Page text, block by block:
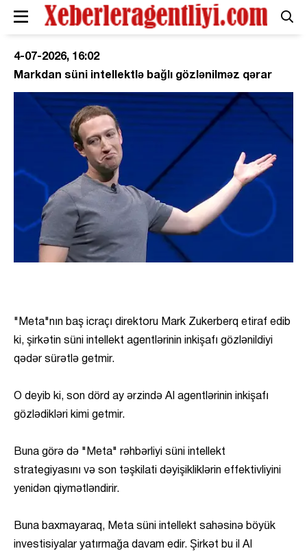
4-07-2026, 16:02
Markdan süni intellektlə bağlı gözlənilməz qərar
"Meta"nın baş icraçı direktoru Mark Zukerberq etiraf edib
ki, şirkətin süni intellekt agentlərinin inkişafı gözlənildiyi
qədər sürətlə getmir.
O deyib ki, son dörd ay ərzində AI agentlərinin inkişafı
gözlədikləri kimi getmir.
Buna görə də "Meta" rəhbərliyi süni intellekt
strategiyasını və son təşkilati dəyişikliklərin effektivliyini
yenidən qiymətləndirir.
Buna baxmayaraq, Meta süni intellekt sahəsinə böyük
investisiyalar yatırmağa davam edir. Şirkət bu il AI